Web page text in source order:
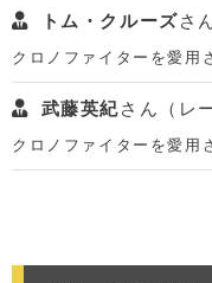
トム・クルーズさ
クロノファイターを愛用
武藤英紀さん（レ
クロノファイターを愛用